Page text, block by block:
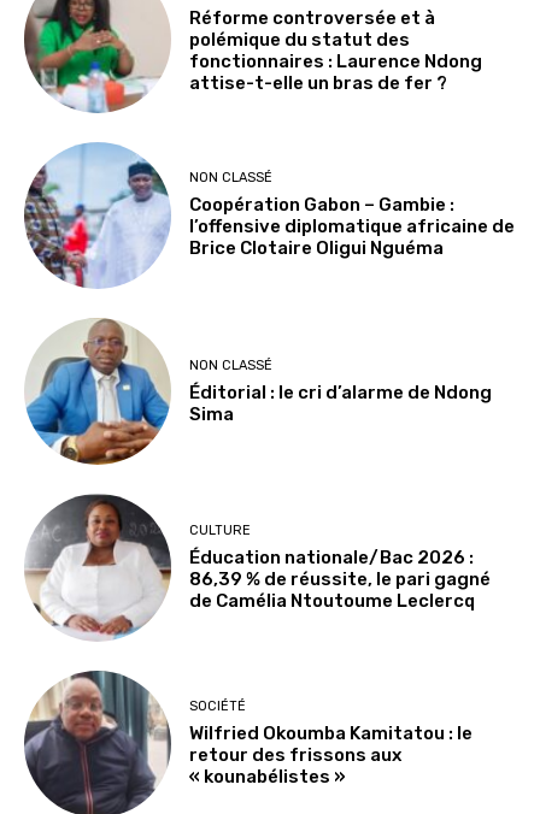
Réforme controversée et à
polémique du statut des
fonctionnaires : Laurence Ndong
attise-t-elle un bras de fer ?
NON CLASSÉ
Coopération Gabon – Gambie :
l’offensive diplomatique africaine de
Brice Clotaire Oligui Nguéma
NON CLASSÉ
Éditorial : le cri d’alarme de Ndong
Sima
CULTURE
Éducation nationale/Bac 2026 :
86,39 % de réussite, le pari gagné
de Camélia Ntoutoume Leclercq
SOCIÉTÉ
Wilfried Okoumba Kamitatou : le
retour des frissons aux
« kounabélistes »